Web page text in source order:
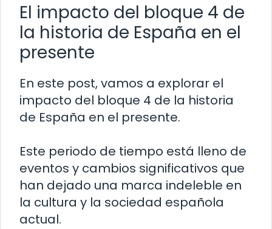
El impacto del bloque 4 de
la historia de España en el
presente
En este post, vamos a explorar el
impacto del bloque 4 de la historia
de España en el presente.
Este periodo de tiempo está lleno de
eventos y cambios significativos que
han dejado una marca indeleble en
la cultura y la sociedad española
actual.